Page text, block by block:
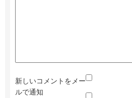
新しいコメントをメー
ルで通知